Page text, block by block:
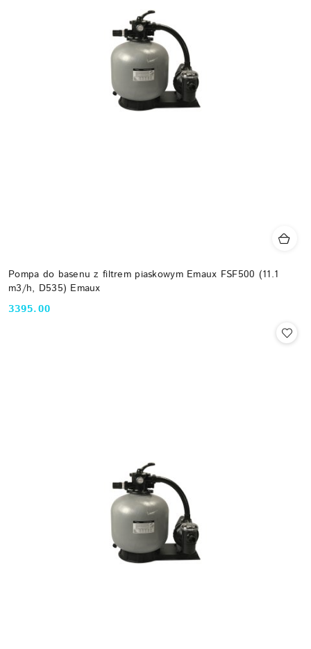
Pompa do basenu z filtrem piaskowym Emaux FSF500 (11.1
m3/h, D535) Emaux
Cena:
3395.00